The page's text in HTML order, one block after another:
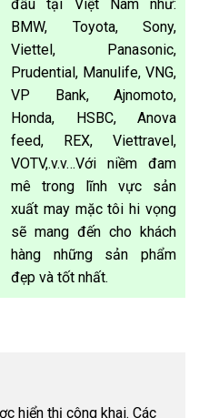
đầu tại Việt Nam như:
BMW, Toyota, Sony,
Viettel, Panasonic,
Prudential, Manulife, VNG,
VP Bank, Ajnomoto,
Honda, HSBC, Anova
feed, REX, Viettravel,
VOTV,.v.v…Với niềm đam
mê trong lĩnh vực sản
xuất may mặc tôi hi vọng
sẽ mang đến cho khách
hàng những sản phẩm
đẹp và tốt nhất.
hiển thị công khai. Các